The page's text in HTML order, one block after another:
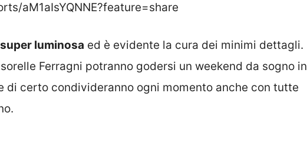
aM1aIsYQNNE?feature=share
luminosa ed è evidente la cura dei minimi dettagli.
Ferragni potranno godersi un weekend da sogno in
di certo condivideranno ogni momento anche con tutte